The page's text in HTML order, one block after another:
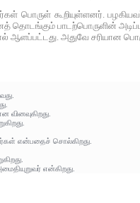
பொருள் கூறியுள்ளனர்.
தொடங்கும் பாடற்பொருளின்
ஆளப்பட்டது. அதுவே சரியான
என்பதைச் சொல்கிறது.
என்கிறது.